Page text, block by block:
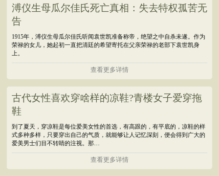
溥仪生母瓜尔佳氏死亡真相：失去特权孤苦无
告
1915年，溥仪生母瓜尔佳氏听闻袁世凯准备称帝，绝望之中自杀未遂。作为
荣禄的女儿，她起初一直把清廷的希望寄托在父亲荣禄的老部下袁世凯身
上。
查看更多详情
古代女性喜欢穿啥样的凉鞋?青楼女子爱穿拖
鞋
到了夏天，穿凉鞋是每位爱美女性的首选，有高跟的，有平底的，凉鞋的样
式多种多样，只要穿出自己的气质，就能够让人记忆深刻，便会得到广大的
爱美男士们目不转睛的注视。那…
查看更多详情